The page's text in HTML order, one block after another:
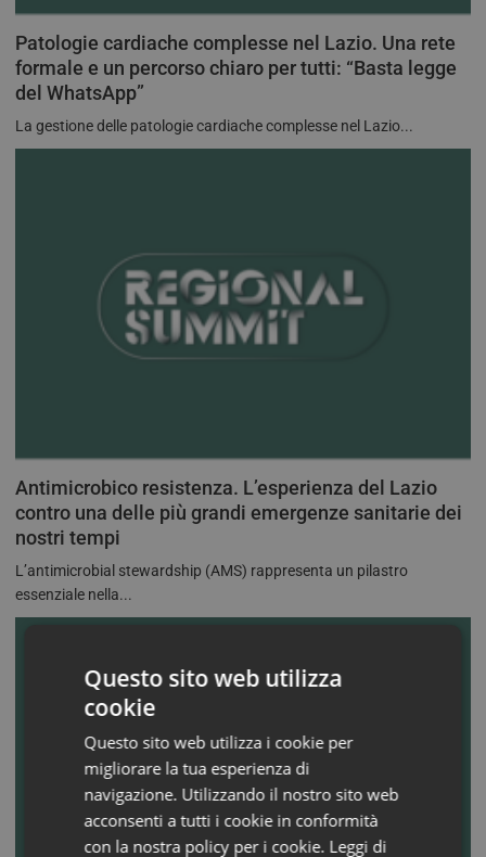
Patologie cardiache complesse nel Lazio. Una rete
formale e un percorso chiaro per tutti: “Basta legge
del WhatsApp”
La gestione delle patologie cardiache complesse nel Lazio...
Antimicrobico resistenza. L’esperienza del Lazio
contro una delle più grandi emergenze sanitarie dei
nostri tempi
L’antimicrobial stewardship (AMS) rappresenta un pilastro
essenziale nella...
Questo sito web utilizza
cookie
Questo sito web utilizza i cookie per
migliorare la tua esperienza di
navigazione. Utilizzando il nostro sito web
acconsenti a tutti i cookie in conformità
con la nostra policy per i cookie. Leggi di